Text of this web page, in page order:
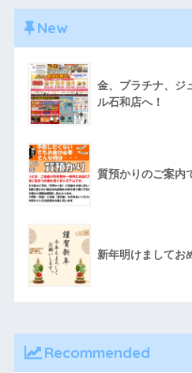
New
金、プラチナ、ジ
ル石和店へ！
質預かりのご案内
新年明けましてお
Recommended